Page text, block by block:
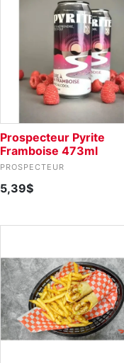
Prospecteur Pyrite
Framboise 473ml
PROSPECTEUR
5,39$